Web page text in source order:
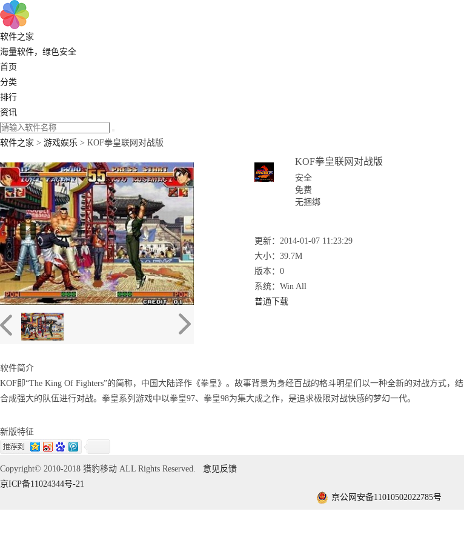
软件之家
海量软件，绿色安全
首页
分类
排行
资讯
软件之家 > 游戏娱乐 > KOF拳皇联网对战版
KOF拳皇联网对战版
安全
免费
无捆绑
更新：2014-01-07 11:23:29
大小：39.7M
版本：0
系统：Win All
普通下载
软件简介
KOF即“The King Of Fighters”的简称，中国大陆译作《拳皇》。故事背景为身经百战的格斗明星们以一种全新的对战方式，结
合成强大的队伍进行对战。拳皇系列游戏中以拳皇97、拳皇98为集大成之作，是追求极限对战快感的梦幻一代。
新版特征
Copyright© 2010-2018 猎豹移动 ALL Rights Reserved. 意见反馈
京ICP备11024344号-21
京公网安备11010502022785号